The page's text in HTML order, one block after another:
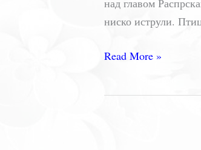
ниско иструли.
Бранко
Read More »